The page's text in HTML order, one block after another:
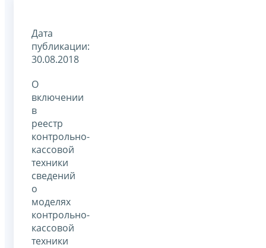
Дата
публикации:
30.08.2018
О
включении
в
реестр
контрольно-
кассовой
техники
сведений
о
моделях
контрольно-
кассовой
техники